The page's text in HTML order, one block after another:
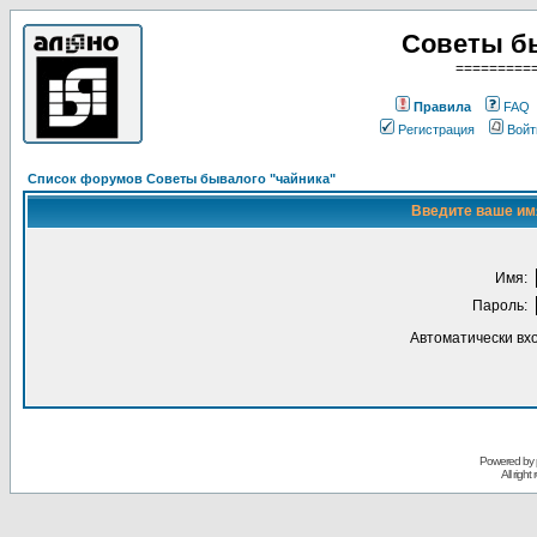
Советы
Правила
FAQ
Регистрация
Список форумов Советы бывалого "чайника"
Введите ваше
Имя:
Пароль:
Автоматически
Powered
All right